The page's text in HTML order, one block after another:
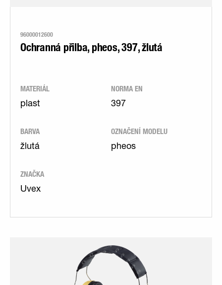
96000012600
Ochranná přilba, pheos, 397, žlutá
MATERIÁL
plast
NORMA EN
397
BARVA
žlutá
OZNAČENÍ MODELU
pheos
ZNAČKA
Uvex